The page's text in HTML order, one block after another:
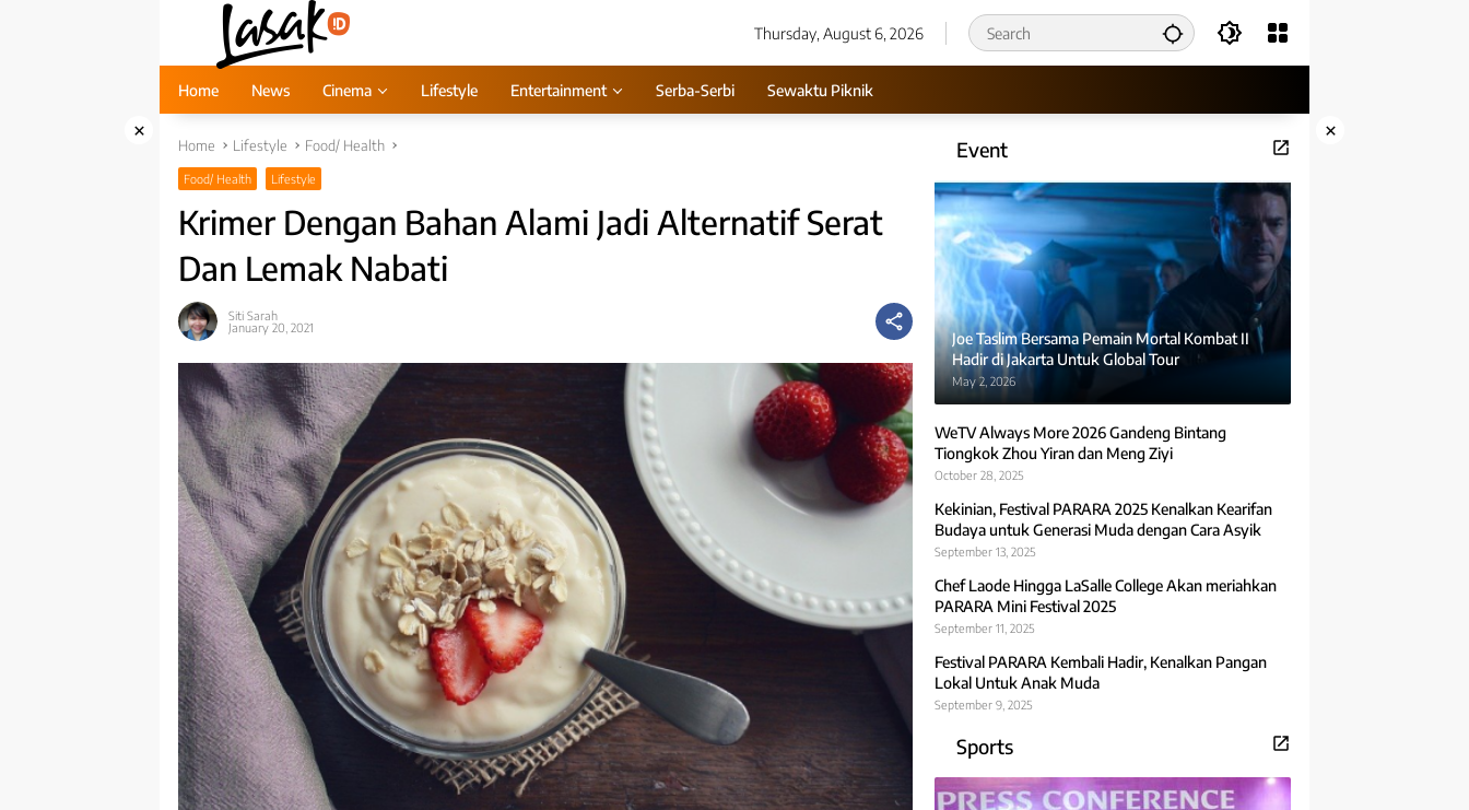
Thursday, August 6, 2026
Home News Cinema Lifestyle Entertainment Serba-Serbi Sewaktu Piknik
× ×
Home Lifestyle Food/ Health
Food/ Health Lifestyle
Krimer Dengan Bahan Alami Jadi Alternatif Serat
Dan Lemak Nabati
Siti Sarah
January 20, 2021
Event
Joe Taslim Bersama Pemain Mortal Kombat II
Hadir di Jakarta Untuk Global Tour
May 2, 2026
WeTV Always More 2026 Gandeng Bintang
Tiongkok Zhou Yiran dan Meng Ziyi
October 28, 2025
Kekinian, Festival PARARA 2025 Kenalkan Kearifan
Budaya untuk Generasi Muda dengan Cara Asyik
September 13, 2025
Chef Laode Hingga LaSalle College Akan meriahkan
PARARA Mini Festival 2025
September 11, 2025
Festival PARARA Kembali Hadir, Kenalkan Pangan
Lokal Untuk Anak Muda
September 9, 2025
Sports